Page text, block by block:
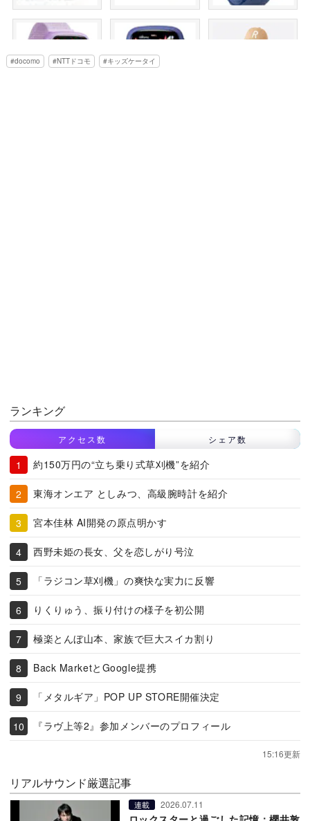
docomo NTTドコモ キッズケータイ
ランキング
アクセス数 シェア数
約150万円の“立ち乗り式草刈機”を紹介
東海オンエア としみつ、高級腕時計を紹介
宮本佳林 AI開発の原点明かす
西野未姫の長女、父を恋しがり号泣
「ラジコン草刈機」の爽快な実力に反響
りくりゅう、振り付けの様子を初公開
極楽とんぼ山本、家族で巨大スイカ割り
Back MarketとGoogle提携
「メタルギア」POP UP STORE開催決定
『ラヴ上等2』参加メンバーのプロフィール
15:16更新
リアルサウンド厳選記事
連載 2026.07.11